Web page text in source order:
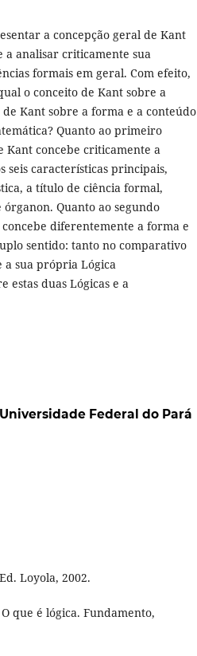
a concepção geral de Kant
a analisar criticamente sua
formais em geral. Com efeito,
o conceito de Kant sobre a
Kant sobre a forma e a conteúdo
Quanto ao primeiro
Kant concebe criticamente a
seis características principais,
a título de ciência formal,
Quanto ao segundo
diferentemente a forma e
sentido: tanto no comparativo
a sua própria Lógica
estas duas Lógicas e a
Universidade Federal do Pará
Loyola, 2002.
que é lógica. Fundamento,